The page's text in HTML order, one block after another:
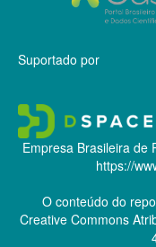
Suportado por
Empresa Brasileira de
https://
O conteúdo do
Creative Commons